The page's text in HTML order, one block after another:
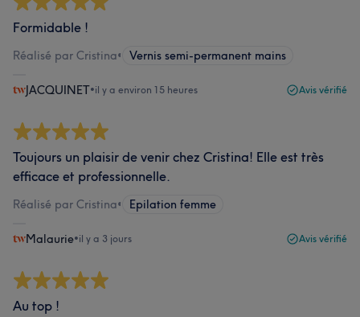
Formidable !
Réalisé par Cristina• Vernis semi-permanent mains
JACQUINET•il y a environ 15 heures Avis vérifié
Toujours un plaisir de venir chez Cristina! Elle est très
efficace et professionnelle.
Réalisé par Cristina• Epilation femme
Malaurie•il y a 3 jours Avis vérifié
Au top !